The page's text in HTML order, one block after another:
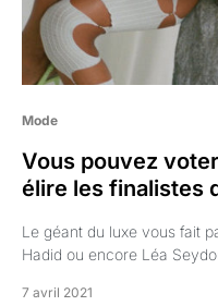
Mode
Vous pouvez
élire les finalistes
Le géant du luxe vous fait
Hadid ou encore Léa
7 avril 2021